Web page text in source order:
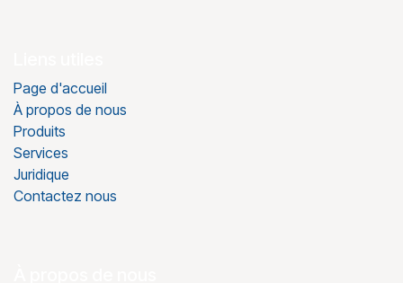
Page d'accueil
À propos de nous
Produits
Services
Juridique
Contactez nous